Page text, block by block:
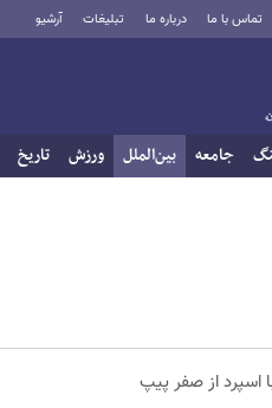
تماس با ما درباره ما تبلیغات آرشیو
جامعه بین‌الملل ورزش تاریخ